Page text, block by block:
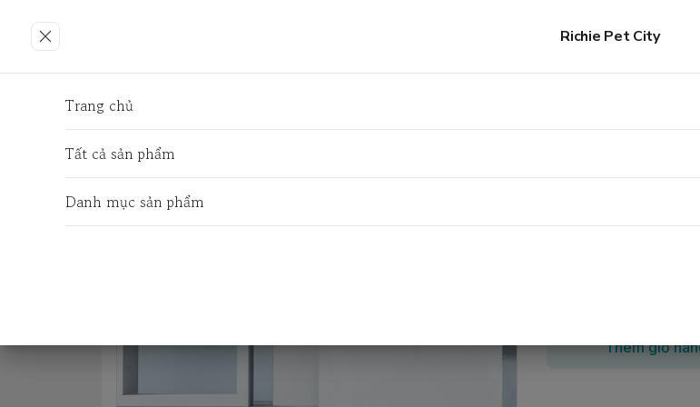
Richie Pet City
60.000đ
Thêm giỏ
Trang chủ
Tất cả sản phẩm
Danh mục sản phẩm